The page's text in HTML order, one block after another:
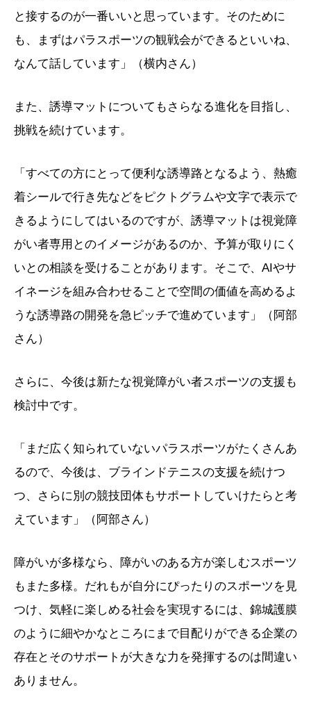
と接するのが一番いいと思っています。そのために
も、まずはパラスポーツの観戦会ができるといいね、
なんて話しています」（横内さん）
また、誘導マットについてもさらなる進化を目指し、
挑戦を続けています。
「すべての方にとって便利な誘導路となるよう、熱癒
着シールで行き先などをピクトグラムや文字で表示で
きるようにしてはいるのですが、誘導マットは視覚障
がい者専用とのイメージがあるのか、予算が取りにく
いとの相談を受けることがあります。そこで、AIやサ
イネージを組み合わせることで空間の価値を高めるよ
うな誘導路の開発を急ピッチで進めています」（阿部
さん）
さらに、今後は新たな視覚障がい者スポーツの支援も
検討中です。
「まだ広く知られていないパラスポーツがたくさんあ
るので、今後は、ブラインドテニスの支援を続けつ
つ、さらに別の競技団体もサポートしていけたらと考
えています」（阿部さん）
障がいが多様なら、障がいのある方が楽しむスポーツ
もまた多様。だれもが自分にぴったりのスポーツを見
つけ、気軽に楽しめる社会を実現するには、錦城護膜
のように細やかなところにまで目配りができる企業の
存在とそのサポートが大きな力を発揮するのは間違い
ありません。